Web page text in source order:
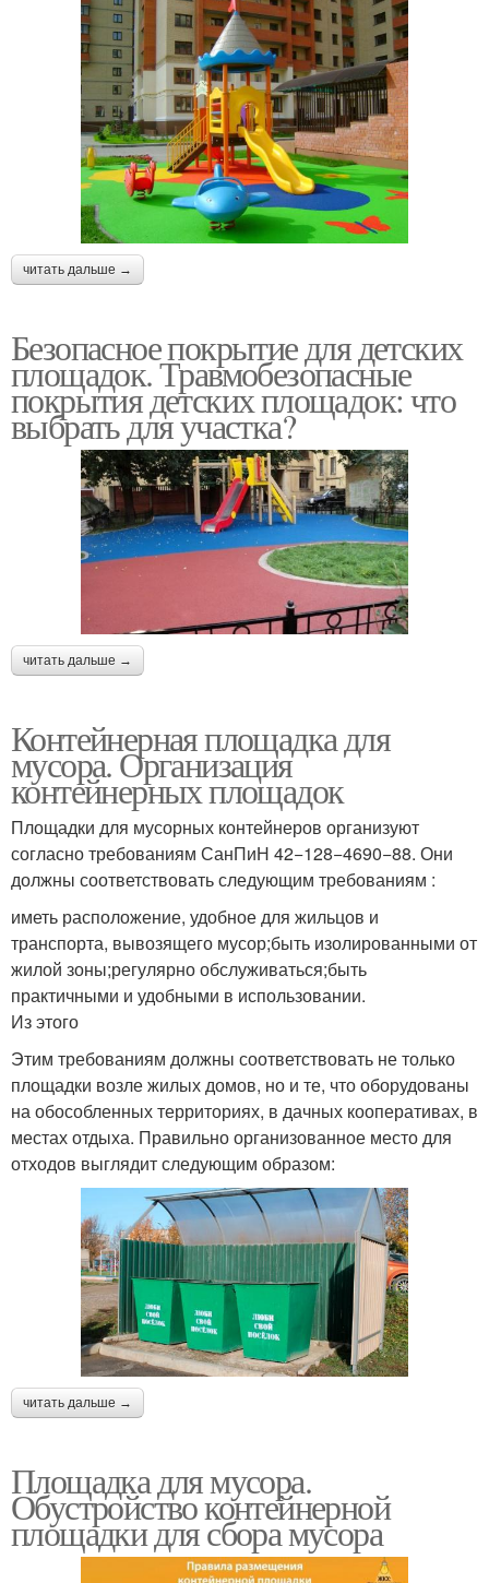
читать дальше →
Безопасное покрытие для детских
площадок. Травмобезопасные
покрытия детских площадок: что
выбрать для участка?
читать дальше →
Контейнерная площадка для
мусора. Организация
контейнерных площадок
Площадки для мусорных контейнеров организуют
согласно требованиям СанПиН 42−128−4690−88. Они
должны соответствовать следующим требованиям :
иметь расположение, удобное для жильцов и
транспорта, вывозящего мусор;быть изолированными от
жилой зоны;регулярно обслуживаться;быть
практичными и удобными в использовании.
Из этого
Этим требованиям должны соответствовать не только
площадки возле жилых домов, но и те, что оборудованы
на обособленных территориях, в дачных кооперативах, в
местах отдыха. Правильно организованное место для
отходов выглядит следующим образом:
читать дальше →
Площадка для мусора.
Обустройство контейнерной
площадки для сбора мусора